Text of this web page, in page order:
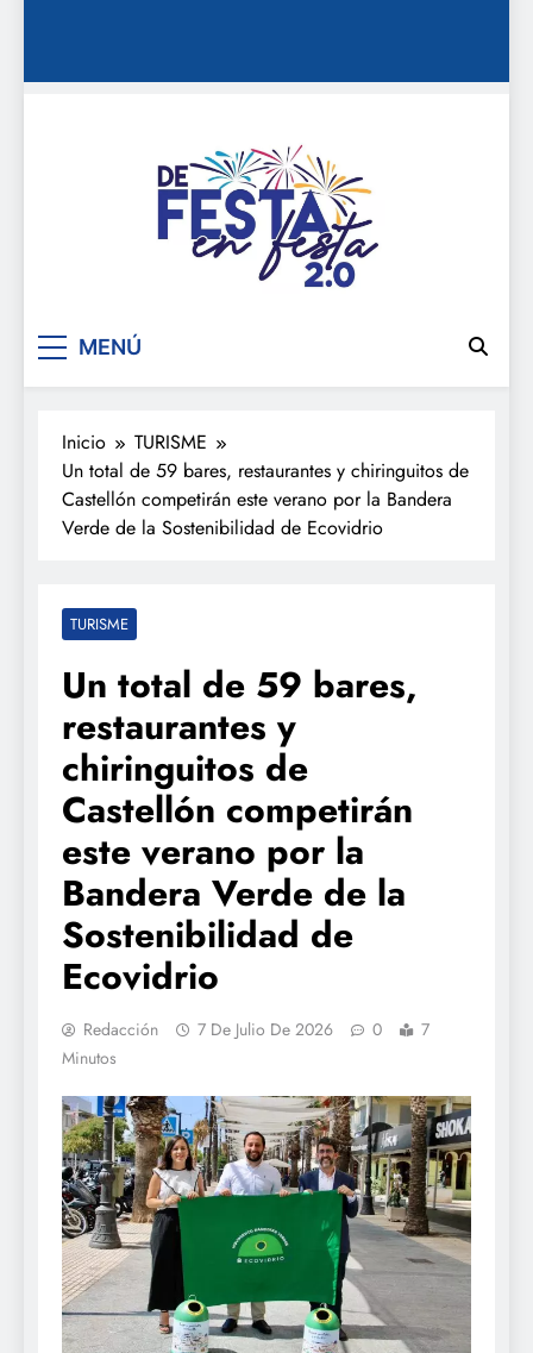
De festa en festa 2.0
MENÚ
Inicio
TURISME
Un total de 59 bares, restaurantes y chiringuitos de
Castellón competirán este verano por la Bandera
Verde de la Sostenibilidad de Ecovidrio
TURISME
Un total de 59 bares,
restaurantes y
chiringuitos de
Castellón competirán
este verano por la
Bandera Verde de la
Sostenibilidad de
Ecovidrio
Redacción 7 De Julio De 2026 0
7
Minutos